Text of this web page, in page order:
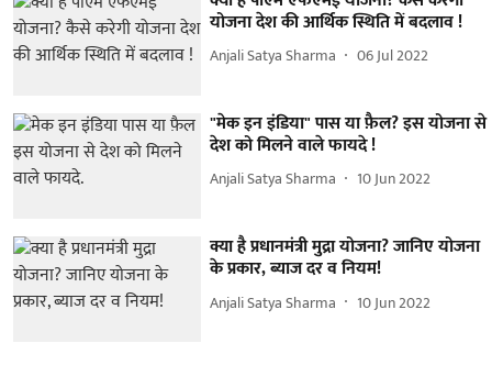
योजना देश की आर्थिक स्थिति में बदलाव !
Anjali Satya Sharma 06 Jul 2022
"मेक इन इंडिया" पास या फ़ैल? इस योजना से
देश को मिलने वाले फायदे !
Anjali Satya Sharma 10 Jun 2022
क्या है प्रधानमंत्री मुद्रा योजना? जानिए योजना
के प्रकार, ब्याज दर व नियम!
Anjali Satya Sharma 10 Jun 2022